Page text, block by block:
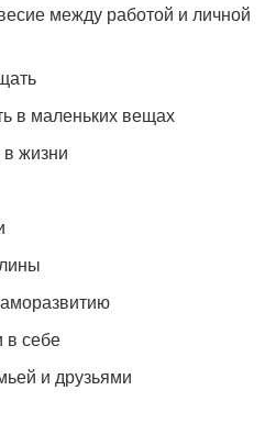
между работой и личной
в маленьких вещах
жизни
в себе
и друзьями